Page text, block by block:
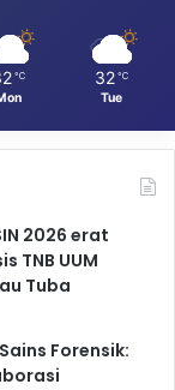
℃ 32 ℃
Tue
2026 erat
TNB UUM
Tuba
Forensik: